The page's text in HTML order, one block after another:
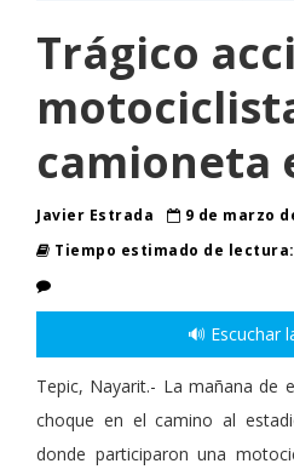
Trágico
camioneta
Javier Estrada
9 de marzo
Tiempo estimado de
🔊 Escuchar
Tepic, Nayarit.- La mañana de
choque en el camino al
donde participaron una